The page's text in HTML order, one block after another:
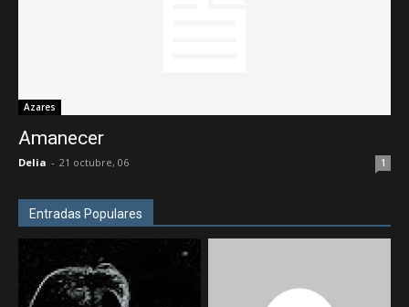
Azares
Amanecer
Delia - 21 octubre, 06 1
Entradas Populares